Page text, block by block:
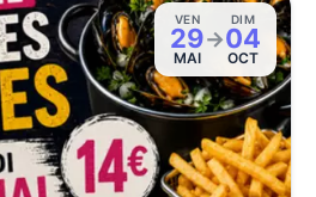
VEN
29
MAI
→
DIM
04
OCT